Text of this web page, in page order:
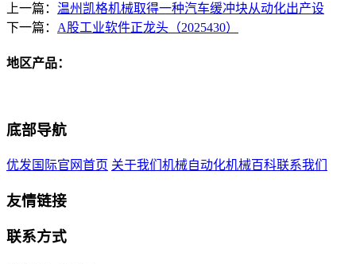
上一篇： 温州凯格机械取得一种汽车缓冲块从动化出产设
下一篇： A股工业软件正龙头（2025430）
地区产品：
底部导航
优发国际官网首页 关于我们 机械自动化机械百科联系我们
友情链接
联系方式